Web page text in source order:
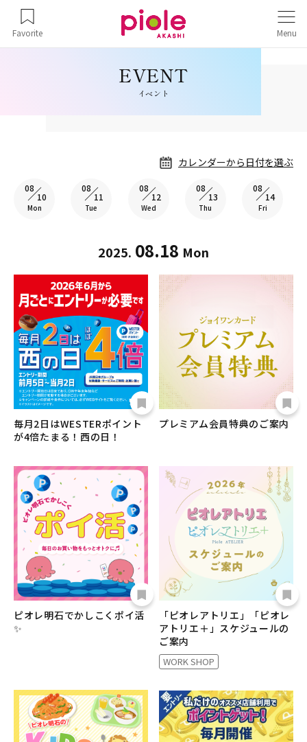
Favorite Menu
イベント
カレンダーから日付を選ぶ
08
10
Mon
08
11
Tue
08
12
Wed
08
13
Thu
08
14
Fri
2025. 08.18 Mon
毎月2日はWESTERポイント
が4倍たまる！西の日！
プレミアム会員特典のご案内
ピオレ明石でかしこくポイ活
✨
「ピオレアトリエ」「ピオレ
アトリエ＋」スケジュールの
ご案内
WORK SHOP